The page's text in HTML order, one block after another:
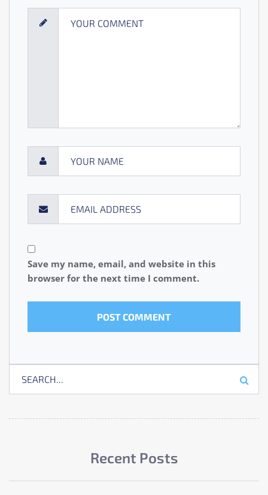
Save my name, email, and website in this
browser for the next time I comment.
Recent Posts